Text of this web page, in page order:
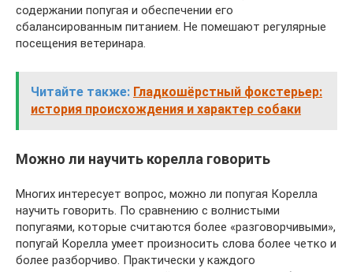
содержании попугая и обеспечении его
сбалансированным питанием. Не помешают регулярные
посещения ветеринара.
Читайте также: Гладкошёрстный фокстерьер:
история происхождения и характер собаки
Можно ли научить корелла говорить
Многих интересует вопрос, можно ли попугая Корелла
научить говорить. По сравнению с волнистыми
попугаями, которые считаются более «разговорчивыми»,
попугай Корелла умеет произносить слова более четко и
более разборчиво. Практически у каждого